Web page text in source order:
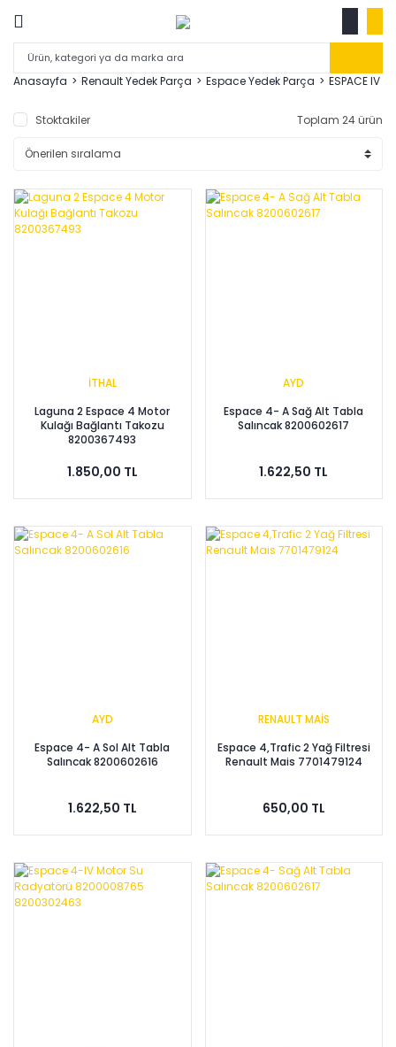
Anasayfa Renault Yedek Parça Espace Yedek Parça ESPACE IV 02
Stoktakiler Toplam 24 ürün
İTHAL
Laguna 2 Espace 4 Motor
Kulağı Bağlantı Takozu
8200367493
1.850,00 TL
AYD
Espace 4- A Sağ Alt Tabla
Salıncak 8200602617
1.622,50 TL
AYD
Espace 4- A Sol Alt Tabla
Salıncak 8200602616
1.622,50 TL
RENAULT MAİS
Espace 4,Trafic 2 Yağ Filtresi
Renault Mais 7701479124
650,00 TL